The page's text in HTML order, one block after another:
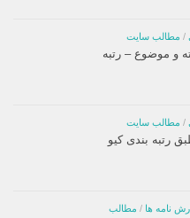
/ مطالب سایت
و موضوع – رتبه
/ مطالب سایت
دانشگاه های دنیا در سال 2016 طبق رتبه بندی کیو
نامه ها / مطالب